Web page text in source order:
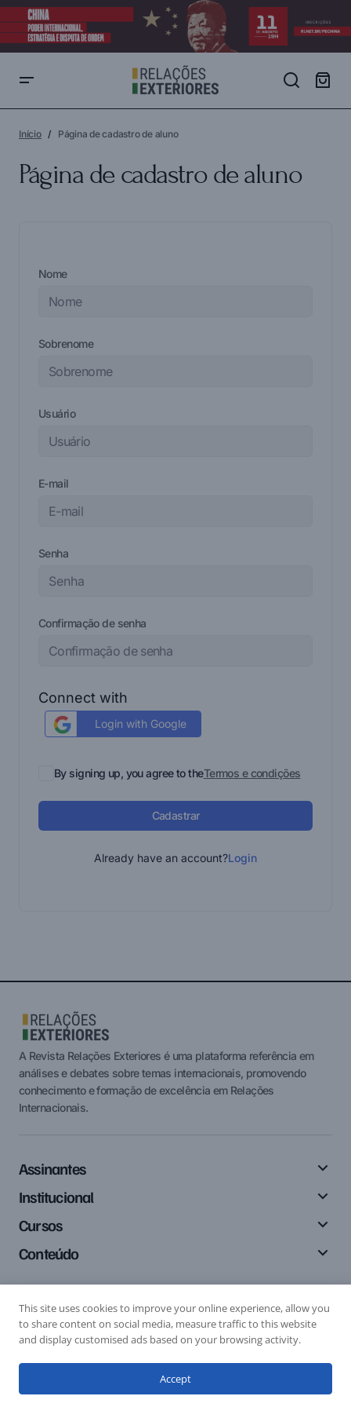
Início Página de cadastro de aluno
Página de cadastro de aluno
Nome
Sobrenome
Usuário
E-mail
Senha
Confirmação de senha
Connect with
Login with Google
By signing up, you agree to theTermos e condições
Cadastrar
Already have an account?Login
A Revista Relações Exteriores é uma plataforma referência em
análises e debates sobre temas internacionais, promovendo
conhecimento e formação de excelência em Relações
Internacionais.
Assinantes
Institucional
Cursos
Conteúdo
Siga-nos
Submissão de Resenha
© 2024 Relações Exteriores. All Rights Reserved.
This site uses cookies to improve your online experience, allow you
to share content on social media, measure traffic to this website
and display customised ads based on your browsing activity.
Accept